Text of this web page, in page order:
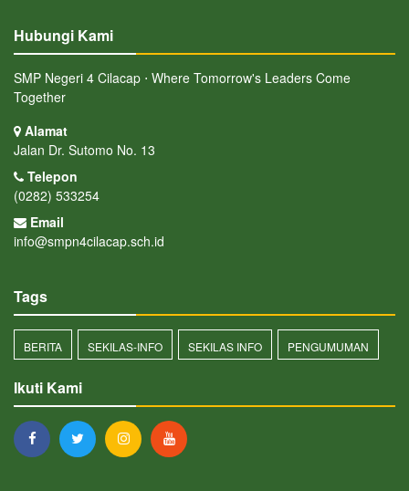
Hubungi Kami
SMP Negeri 4 Cilacap ⋅ Where Tomorrow's Leaders Come
Together
Alamat
Jalan Dr. Sutomo No. 13
Telepon
(0282) 533254
Email
info@smpn4cilacap.sch.id
Tags
BERITA SEKILAS-INFO SEKILAS INFO PENGUMUMAN
Ikuti Kami